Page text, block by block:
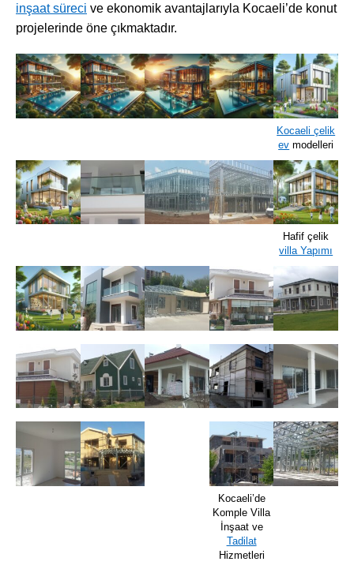
inşaat süreci ve ekonomik avantajlarıyla Kocaeli’de konut
projelerinde öne çıkmaktadır.
Kocaeli çelik
ev modelleri
Hafif çelik
villa Yapımı
Kocaeli’de
Komple Villa
İnşaat ve
Tadilat
Hizmetleri